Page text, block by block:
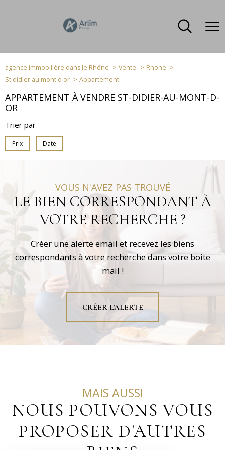
agence immobilière dans le Rhône Vente
Rhone
St didier au mont d or
Appartement
APPARTEMENT À VENDRE ST-DIDIER-AU-MONT-D-
OR
Trier par
Prix Date
VOUS N'AVEZ PAS TROUVÉ
LE BIEN CORRESPONDANT À
VOTRE RECHERCHE ?
Créer une alerte email et recevez les biens
correspondants à votre recherche dans votre boîte
mail !
CRÉER L'ALERTE
MAIS AUSSI
NOUS POUVONS VOUS
PROPOSER D'AUTRES